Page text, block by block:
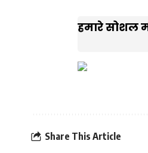
हमारे सोशल
Share This Article